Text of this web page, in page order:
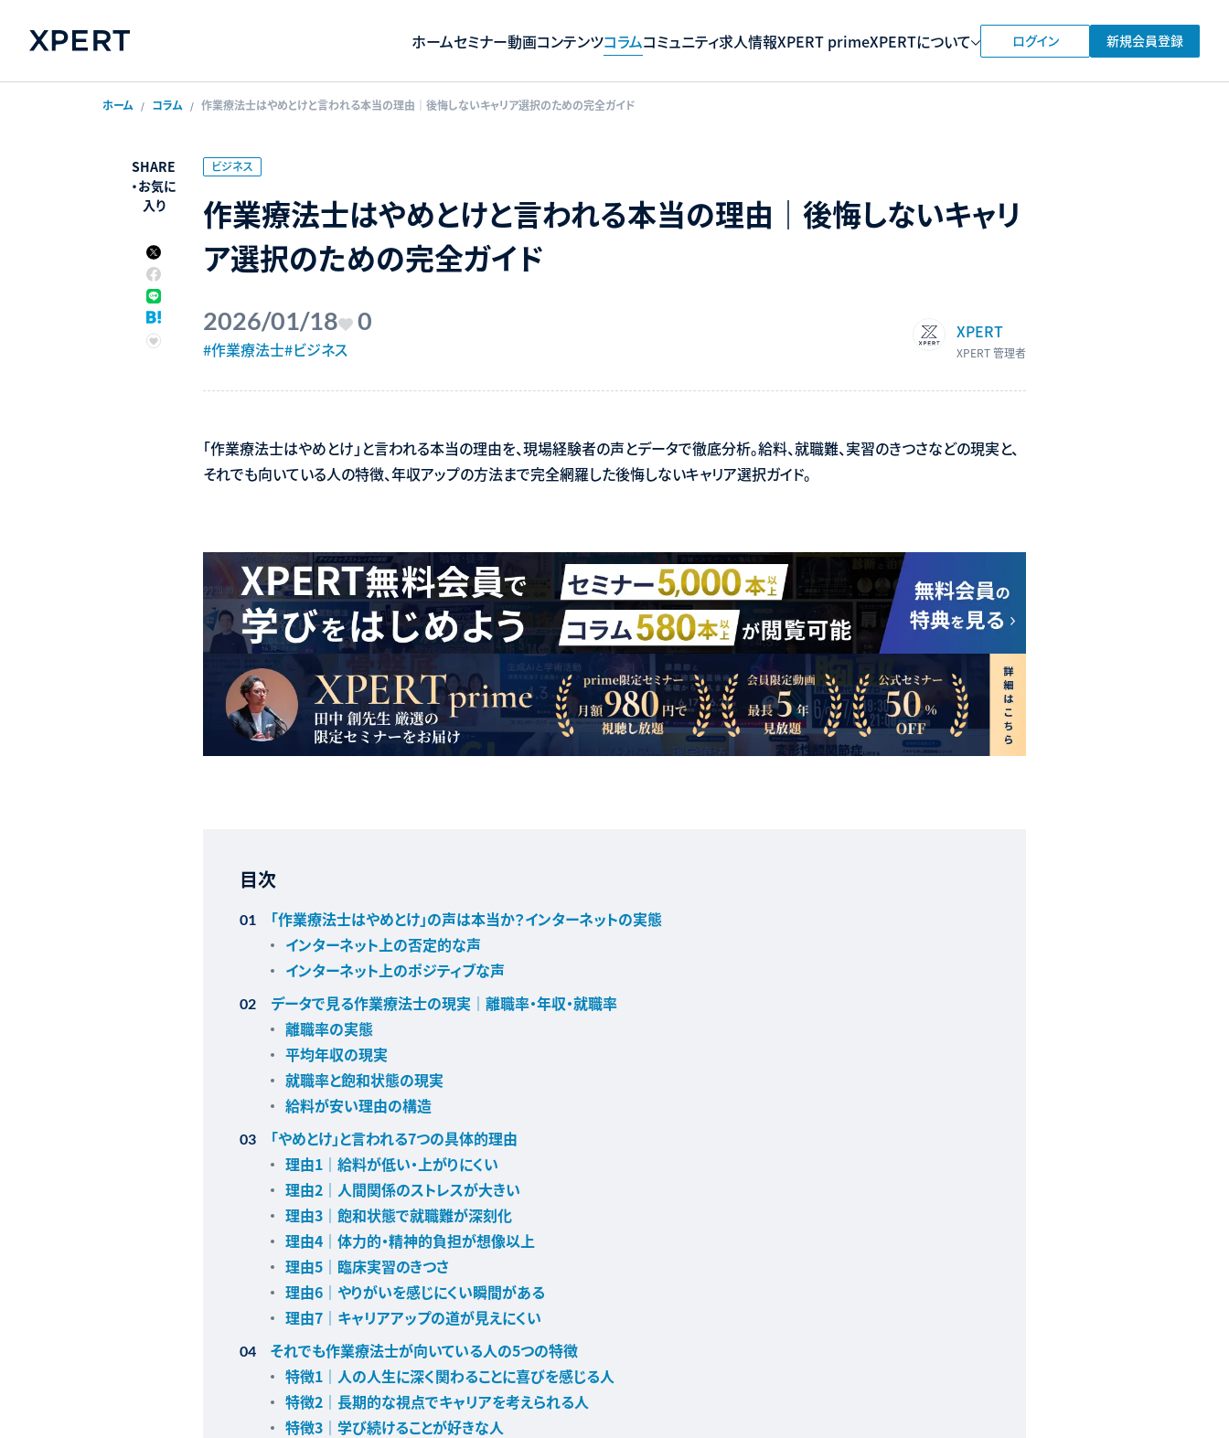
ホームセミナー動画コンテンツコラムコミュニティ求人情報XPERT primeXPERTについて ログイン 新規会員登録
ホーム コラム 作業療法士はやめとけと言われる本当の理由｜後悔しないキャリア選択のための完全ガイド
ビジネス
作業療法士はやめとけと言われる本当の理由｜後悔しないキャリ
ア選択のための完全ガイド
2026/01/18 0
#作業療法士#ビジネス
XPERT
XPERT 管理者
SHARE
・お気に
入り
「作業療法士はやめとけ」と言われる本当の理由を、現場経験者の声とデータで徹底分析。給料、就職難、実習のきつさなどの現実と、
それでも向いている人の特徴、年収アップの方法まで完全網羅した後悔しないキャリア選択ガイド。
目次
「作業療法士はやめとけ」の声は本当か？インターネットの実態
インターネット上の否定的な声
インターネット上のポジティブな声
データで見る作業療法士の現実｜離職率・年収・就職率
離職率の実態
平均年収の現実
就職率と飽和状態の現実
給料が安い理由の構造
「やめとけ」と言われる7つの具体的理由
理由1｜給料が低い・上がりにくい
理由2｜人間関係のストレスが大きい
理由3｜飽和状態で就職難が深刻化
理由4｜体力的・精神的負担が想像以上
理由5｜臨床実習のきつさ
理由6｜やりがいを感じにくい瞬間がある
理由7｜キャリアアップの道が見えにくい
それでも作業療法士が向いている人の5つの特徴
特徴1｜人の人生に深く関わることに喜びを感じる人
特徴2｜長期的な視点でキャリアを考えられる人
特徴3｜学び続けることが好きな人